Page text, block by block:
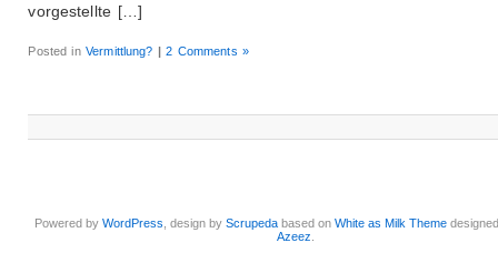
vorgestellte […]
Posted inVermittlung? | 2 Comments »
Powered byWordPress , design byScrupeda based onWhite as Milk Theme
Azeez